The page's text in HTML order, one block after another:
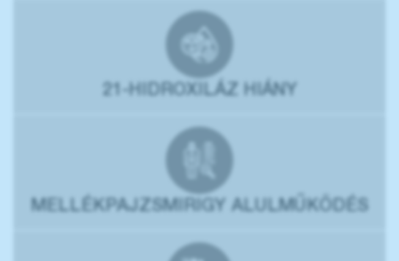
21-HIDROXILÁZ HIÁNY
MELLÉKPAJZSMIRIGY ALULMŰKÖDÉS